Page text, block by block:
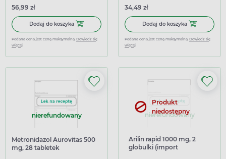
56,99 zł
Dodaj do koszyka Dodaj do koszyka Arilin rapid 1000 mg, 2 globulki
Podana cena jest ceną maksymalną. Dowiedz się
więcej
34,49 zł
Dodaj do koszyka Dodaj do
Podana cena jest ceną maksymalną. Dowiedz się
więcej
nierefundowany
Metronidazol Aurovitas 500
mg, 28 tabletek
nierefundowany
Produkt
niedostępny
Arilin rapid 1000 mg, 2
globulki (import